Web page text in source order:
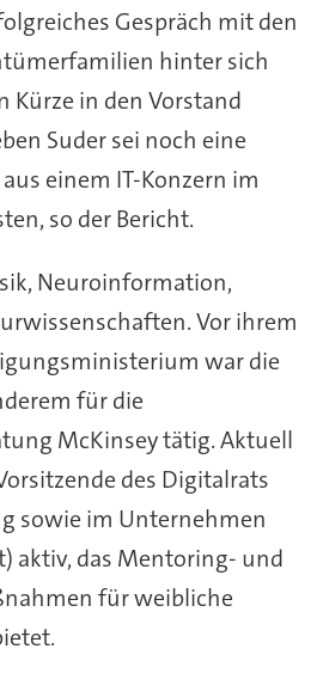
Gespräch mit den
hinter sich
Kürze in den Vorstand
Suder sei noch eine
einem IT-Konzern im
so der Bericht.
Neuroinformation,
Vor ihrem
war die
für die
McKinsey tätig. Aktuell
des Digitalrats
sowie im Unternehmen
aktiv, das Mentoring- und
für weibliche